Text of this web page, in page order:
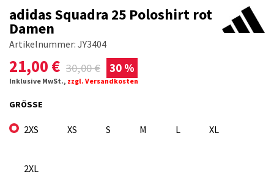
adidas Squadra 25 Poloshirt rot
Damen
Artikelnummer: JY3404
21,00 € 30,00€ 30 %
Inklusive MwSt., zzgl. Versandkosten
GRÖSSE
2XS XS S M L XL
2XL